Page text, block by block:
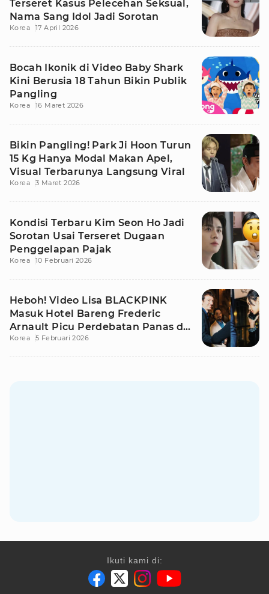
Terseret Kasus Pelecehan Seksual,
Nama Sang Idol Jadi Sorotan
Korea 17 April 2026
Bocah Ikonik di Video Baby Shark
Kini Berusia 18 Tahun Bikin Publik
Pangling
Korea 16 Maret 2026
Bikin Pangling! Park Ji Hoon Turun
15 Kg Hanya Modal Makan Apel,
Visual Terbarunya Langsung Viral
Korea 3 Maret 2026
Kondisi Terbaru Kim Seon Ho Jadi
Sorotan Usai Terseret Dugaan
Penggelapan Pajak
Korea 10 Februari 2026
Heboh! Video Lisa BLACKPINK
Masuk Hotel Bareng Frederic
Arnault Picu Perdebatan Panas di
Medsos
Korea 5 Februari 2026
Ikuti kami di: